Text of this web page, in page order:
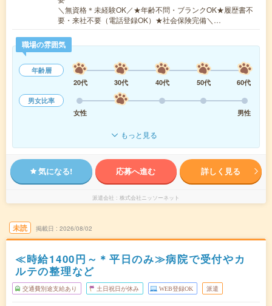
＼無資格＊未経験OK／★年齢不問・ブランクOK★履歴書不
要・来社不要（電話登録OK）★社会保険完備＼…
職場の雰囲気
年齢層
20代
30代 40代 50代
60代
男女比率
女性
男性
もっと見る
気になる! 応募へ進む 詳しく見る
派遣会社 株式会社ニッソーネット
未読 掲載日 2026/08/02
≪時給1400円～＊平日のみ≫病院で受付やカ
ルテの整理など
交通費別途支給あり 土日祝日が休み WEB登録OK 派遣